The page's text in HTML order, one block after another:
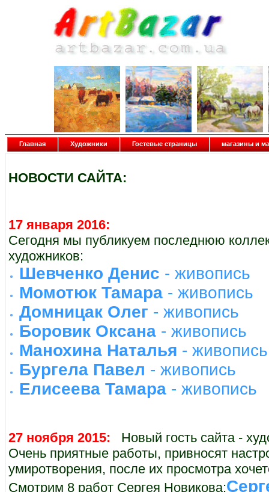
Главная Художники Гостевые страницы магазины и
НОВОСТИ САЙТА:
17 января 2016:
Сегодня мы публикуем последнюю
художников:
Шевченко Денис - живопись
Момотюк Тамара - живопись
Домницак Олег - живопись
Боровик Оксана - живопись
Манохина Наталья - живопись
Бургела Павел - живопись
Елисеева Тамара - живопись
27 ноября 2015: Новый гость сайта -
Очень приятные работы, привносят
умиротворения, после их просмотра
Смотрим 8 работ Сергея Новикова: